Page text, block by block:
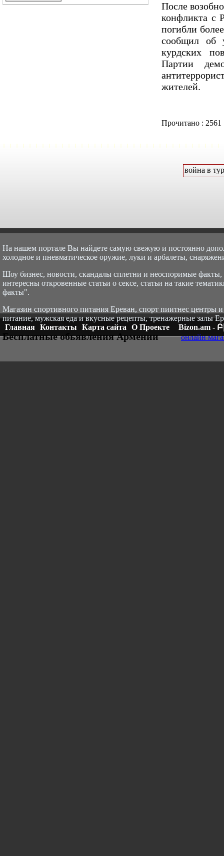
После
конфликта с
погибли
сообщил об
курдских
Партии
жителей.
Прочитано : 2561
война в
На нашем портале Вы найдете самую свежую и постоянно
холодное и пневматическое оружие, луки и арбалеты,
Шоу бизнес, новости, скандалы сплетни и неоспоримые факты,
интересны откровенные статьи о сексе, статьи на такие
факты".
Магазин спортивного питания Ереван, спорт пиитнес центры
питание, мужская еда и вкусные рецепты, тренажерные залы
Бесплатные обьявления Армении онлайн
Главная Контакты Карта сайта О Проекте Bizon.am -